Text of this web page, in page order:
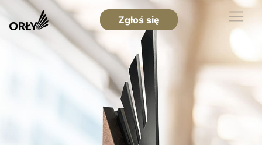
Zgłoś się